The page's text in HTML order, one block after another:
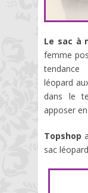
Le sac à
femme
léopard
dans le
apposer
Topshop
sac